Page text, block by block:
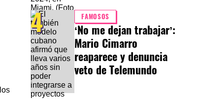
4 FAMOSOS
‘No me dejan trabajar’:
Mario Cimarro
reaparece y denuncia
veto de Telemundo